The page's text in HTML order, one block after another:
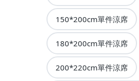
150*200cm單件涼席
180*200cm單件涼席
200*220cm單件涼席